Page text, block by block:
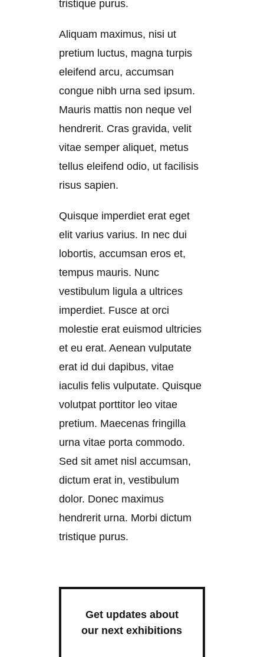
tristique purus.
Aliquam maximus, nisi ut
pretium luctus, magna turpis
eleifend arcu, accumsan
congue nibh urna sed ipsum.
Mauris mattis non neque vel
hendrerit. Cras gravida, velit
vitae semper aliquet, metus
tellus eleifend odio, ut facilisis
risus sapien.
Quisque imperdiet erat eget
elit varius varius. In nec dui
lobortis, accumsan eros et,
tempus mauris. Nunc
vestibulum ligula a ultrices
imperdiet. Fusce at orci
molestie erat euismod ultricies
et eu erat. Aenean vulputate
erat id dui dapibus, vitae
iaculis felis vulputate. Quisque
volutpat porttitor leo vitae
pretium. Maecenas fringilla
urna vitae porta commodo.
Sed sit amet nisl accumsan,
dictum erat in, vestibulum
dolor. Donec maximus
hendrerit urna. Morbi dictum
tristique purus.
Get updates about
our next exhibitions